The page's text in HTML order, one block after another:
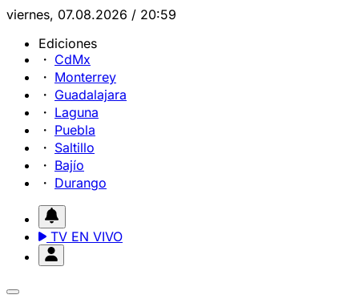
viernes, 07.08.2026 / 20:59
Ediciones
CdMx
Monterrey
Guadalajara
Laguna
Puebla
Saltillo
Bajío
Durango
TV EN VIVO